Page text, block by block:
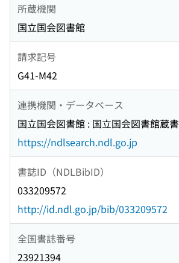
所蔵機関
国立国会図書館
請求記号
G41-M42
連携機関・データベース
国立国会図書館 : 国立国会図書館蔵書
https://ndlsearch.ndl.go.jp
書誌ID（NDLBibID）
033209572
http://id.ndl.go.jp/bib/033209572
全国書誌番号
23921394